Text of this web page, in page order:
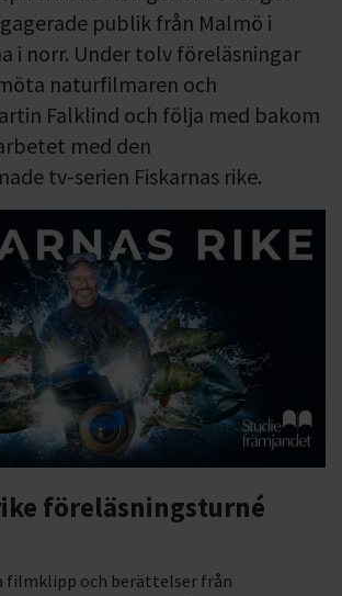
publik från Malmö i
i norr. Under tolv föreläsningar
naturfilmaren och
Falklind och följa med bakom
med den
tv-serien Fiskarnas rike.
föreläsningsturné
filmklipp och berättelser från